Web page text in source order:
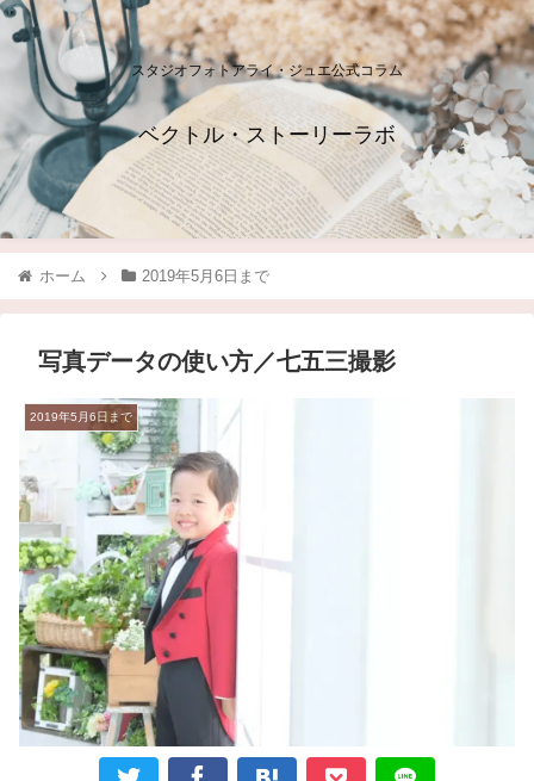
スタジオフォトアライ・ジュエ公式コラム
ベクトル・ストーリーラボ
ホーム 2019年5月6日まで
写真データの使い方／七五三撮影
2019年5月6日まで